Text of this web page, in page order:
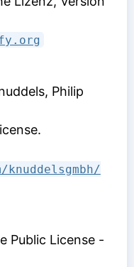
Philip
.
Public License -